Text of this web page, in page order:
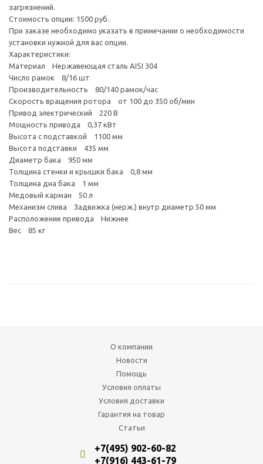
загрязнений.
Стоимость опции: 1500 руб.
При заказе необходимо указать в примечании о необходимости
установки нужной для вас опции.
Характеристики:
Материал Нержавеющая сталь AISI 304
Число рамок 8/16 шт
Производительность 80/140 рамок/час
Скорость вращения ротора от 100 до 350 об/мин
Привод электрический 220 В
Мощность привода 0,37 кВт
Высота с подставкой 1100 мм
Высота подставки 435 мм
Диаметр бака 950 мм
Толщина стенки и крышки бака 0,8 мм
Толщина дна бака 1 мм
Медовый карман 50 л
Механизм слива Задвижка (нерж.) внутр диаметр 50 мм
Расположение привода Нижнее
Вес 85 кг
О компании
Новости
Помощь
Условия оплаты
Условия доставки
Гарантия на товар
Статьи
+7(495) 902-60-82
+7(916) 443-61-79